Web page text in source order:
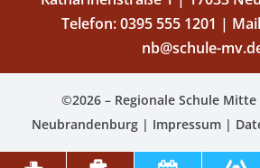
Telefon:0395 555 1201 |
nb@schule-
©2026 – Regionale Schule Mitte
Neubrandenburg | Impressum |